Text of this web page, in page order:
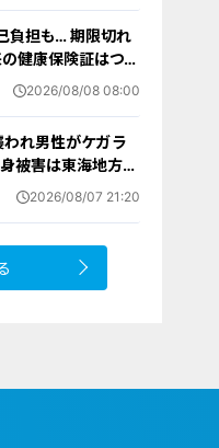
負担も… 期限切れ
健康保険証はつい
こりうるマイナ保
2026/08/08 08:00
われ男性がケガ ラ
被害は東海地方で
て 岐阜県高山市
2026/08/07 21:20